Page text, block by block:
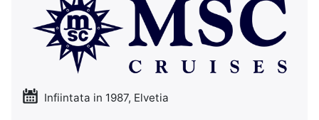
Infiintata in 1987, Elvetia